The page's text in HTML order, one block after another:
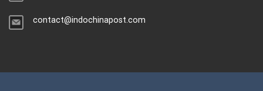
contact@indochinapost.com